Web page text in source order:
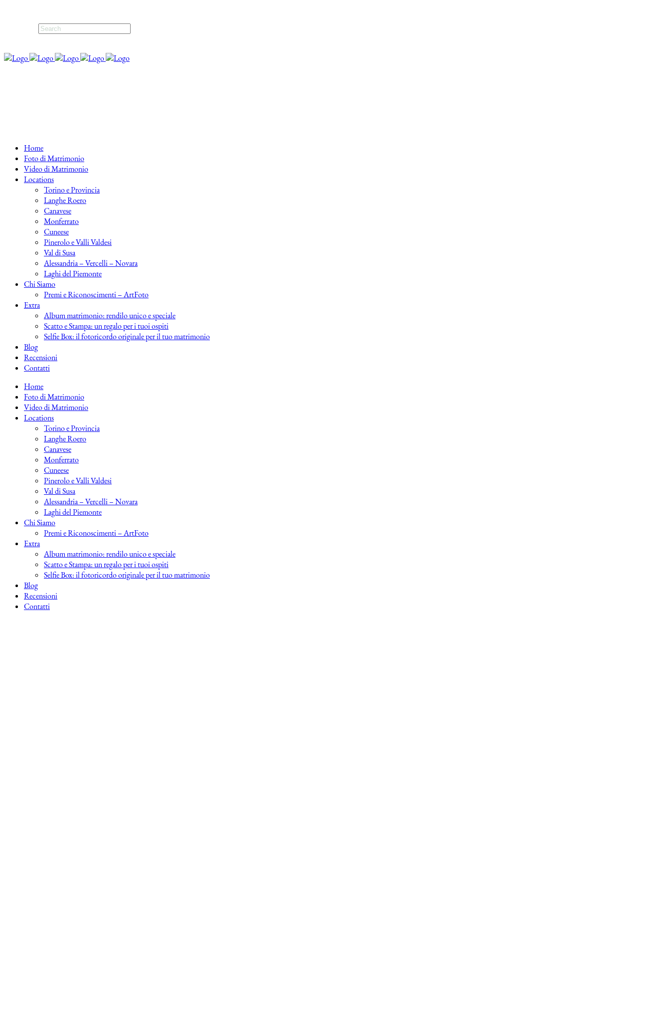
Home
Foto di Matrimonio
Video di Matrimonio
Locations
Torino e Provincia
Langhe Roero
Canavese
Monferrato
Cuneese
Pinerolo e Valli Valdesi
Val di Susa
Alessandria – Vercelli – Novara
Laghi del Piemonte
Chi Siamo
Premi e Riconoscimenti – ArtFoto
Extra
Album matrimonio: rendilo unico e speciale
Scatto e Stampa: un regalo per i tuoi ospiti
Selfie Box: il fotoricordo originale per il tuo matrimonio
Blog
Recensioni
Contatti
Home
Foto di Matrimonio
Video di Matrimonio
Locations
Torino e Provincia
Langhe Roero
Canavese
Monferrato
Cuneese
Pinerolo e Valli Valdesi
Val di Susa
Alessandria – Vercelli – Novara
Laghi del Piemonte
Chi Siamo
Premi e Riconoscimenti – ArtFoto
Extra
Album matrimonio: rendilo unico e speciale
Scatto e Stampa: un regalo per i tuoi ospiti
Selfie Box: il fotoricordo originale per il tuo matrimonio
Blog
Recensioni
Contatti